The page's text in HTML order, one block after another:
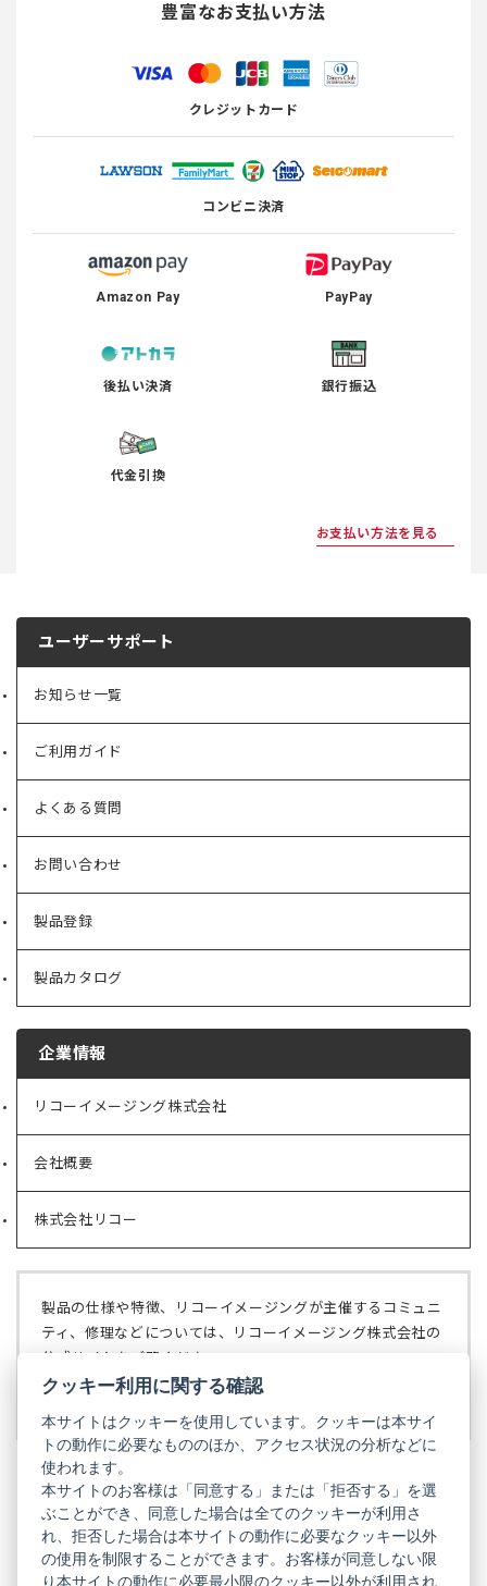
豊富なお支払い方法
クレジットカード
コンビニ決済
Amazon Pay PayPay
後払い決済 銀行振込
代金引換
お支払い方法を見る
ユーザーサポート
お知らせ一覧
ご利用ガイド
よくある質問
お問い合わせ
製品登録
製品カタログ
企業情報
リコーイメージング株式会社
（新
タ
ブ
で
開
く）
会社概要
（新
タ
ブ
で
く）
株式会社リコー
（新
ブ
で
開
製品の仕様や特徴、リコーイメージングが主催するコミュニ
ティ、修理などについては、リコーイメージング株式会社の
公式サイトをご覧ください。
リコーイメージング株式会社の公式サイト
（新
し
い
タ
ブ
で
開
く）
PENTAX
PENTAX
の
公
PENTAX
の
公
PENTAX
の
公
PENTAX
の
公
PENTAX
の
公
クッキー利用に関する確認
本サイトはクッキーを使用しています。クッキーは本サイ
トの動作に必要なもののほか、アクセス状況の分析などに
使われます。
本サイトのお客様は「同意する」または「拒否する」を選
ぶことができ、同意した場合は全てのクッキーが利用さ
れ、拒否した場合は本サイトの動作に必要なクッキー以外
の使用を制限することができます。お客様が同意しない限
り本サイトの動作に必要最小限のクッキー以外が利用され